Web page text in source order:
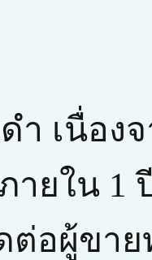
ำ เนื่อง
ยใน 1
อผู้ขาย